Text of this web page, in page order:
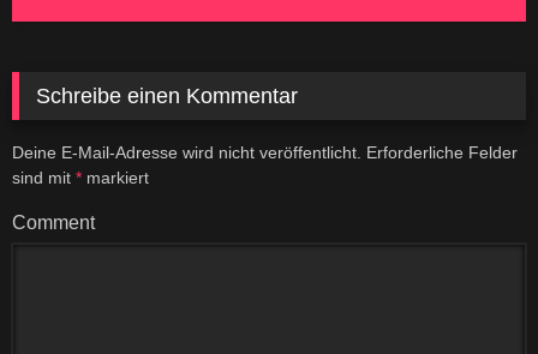
Schreibe einen Kommentar
Deine E-Mail-Adresse wird nicht veröffentlicht. Erforderliche Felder
sind mit * markiert
Comment